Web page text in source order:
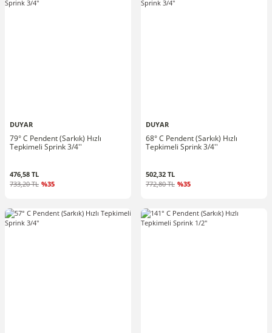
DUYAR
79° C Pendent (Sarkık) Hızlı
Tepkimeli Sprink 3/4''
476,58 TL
733,20 TL %35
DUYAR
68° C Pendent (Sarkık) Hızlı
Tepkimeli Sprink 3/4''
502,32 TL
772,80 TL %35